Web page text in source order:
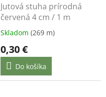
Jutová stuha prírodná
červená 4 cm / 1 m
Skladom (269 m)
0,30 €
Do košíka